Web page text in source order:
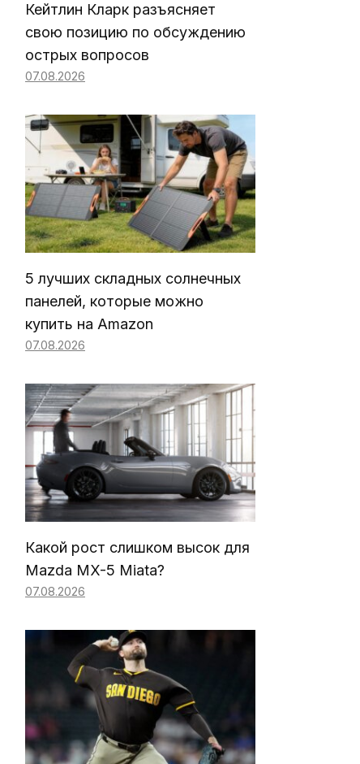
Кейтлин Кларк разъясняет
свою позицию по обсуждению
острых вопросов
07.08.2026
5 лучших складных солнечных
панелей, которые можно
купить на Amazon
07.08.2026
Какой рост слишком высок для
Mazda MX-5 Miata?
07.08.2026